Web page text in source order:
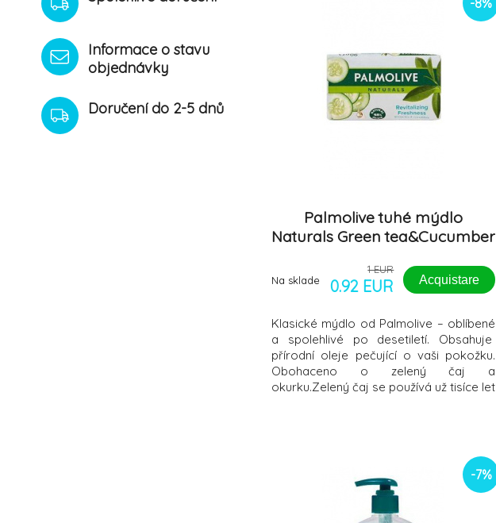
Informace o stavu
objednávky
Doručení do 2-5 dnů
-8%
Palmolive tuhé mýdlo
Naturals Green tea&Cucumber
Na sklade
1 EUR
0.92 EUR Acquistare
Klasické mýdlo od Palmolive – oblíbené
a spolehlivé po desetiletí. Obsahuje
přírodní oleje pečující o vaši pokožku.
Obohaceno o zelený čaj a
okurku.Zelený čaj se používá už tisíce let
-7%